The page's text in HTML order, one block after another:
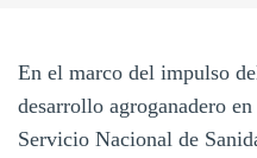
En el marco del impulso
desarrollo agroganadero
Servicio Nacional de